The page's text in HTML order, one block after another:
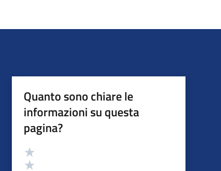
Quanto sono chiare le
informazioni su questa
pagina?
Valutazione